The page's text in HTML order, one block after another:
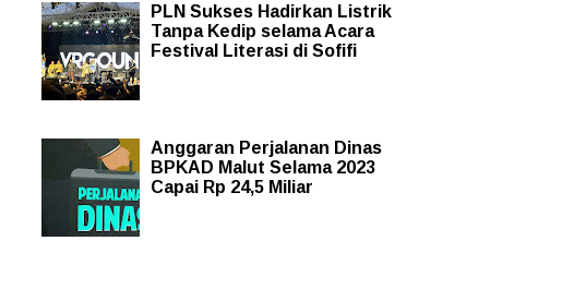
PLN Sukses Hadirkan Listrik
Tanpa Kedip selama Acara
Festival Literasi di Sofifi
Anggaran Perjalanan Dinas
BPKAD Malut Selama 2023
Capai Rp 24,5 Miliar